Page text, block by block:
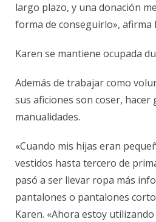
largo plazo, y una donación
forma de conseguirlo», afirma
Karen se mantiene ocupada
Además de trabajar como
sus aficiones son coser, hacer
manualidades.
«Cuando mis hijas eran
vestidos hasta tercero de
pasó a ser llevar ropa más
pantalones o pantalones
Karen. «Ahora estoy